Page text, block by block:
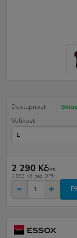
Dostupnost
Velikost
2 290 Kč/ks
1 893 Kč bez DPH